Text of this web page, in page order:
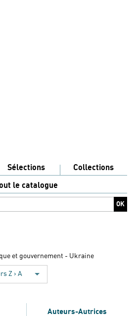
Sélections
Collections
le catalogue
et gouvernement - Ukraine
Z › A
Auteurs-Autrices